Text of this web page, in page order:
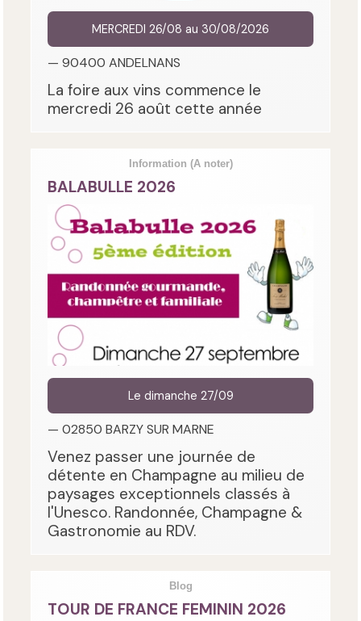
MERCREDI 26/08 au 30/08/2026
— 90400 ANDELNANS
La foire aux vins commence le
mercredi 26 août cette année
Information (A noter)
BALABULLE 2026
Le dimanche 27/09
— 02850 BARZY SUR MARNE
Venez passer une journée de
détente en Champagne au milieu de
paysages exceptionnels classés à
l'Unesco. Randonnée, Champagne &
Gastronomie au RDV.
Blog
TOUR DE FRANCE FEMININ 2026